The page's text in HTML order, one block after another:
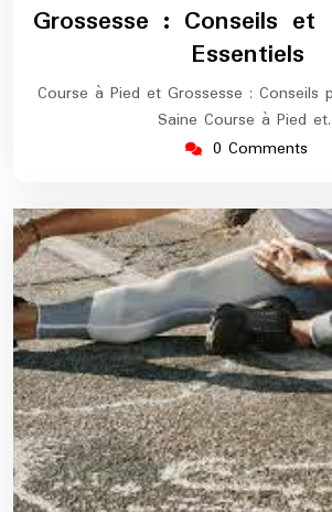
Grossesse : Conseils et
Essentiels
Course à Pied et Grossesse : Conseils
Saine Course à Pied
0 Comments